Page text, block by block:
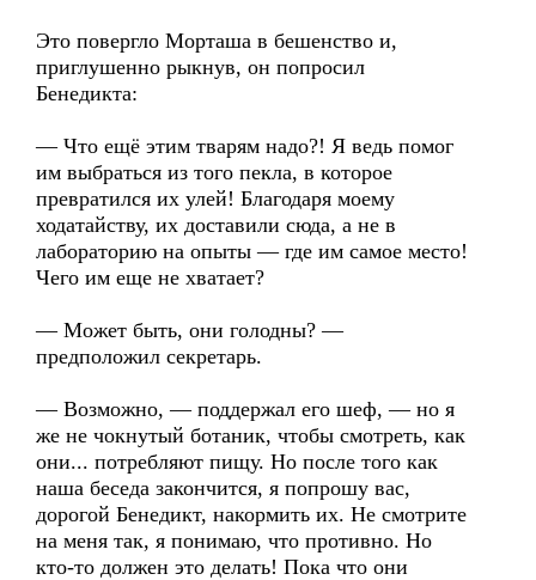
Это повергло Морташа в бешенство и,
приглушенно рыкнув, он попросил
Бенедикта:
— Что ещё этим тварям надо?! Я ведь помог
им выбраться из того пекла, в которое
превратился их улей! Благодаря моему
ходатайству, их доставили сюда, а не в
лабораторию на опыты — где им самое место!
Чего им еще не хватает?
— Может быть, они голодны? —
предположил секретарь.
— Возможно, — поддержал его шеф, — но я
же не чокнутый ботаник, чтобы смотреть, как
они... потребляют пищу. Но после того как
наша беседа закончится, я попрошу вас,
дорогой Бенедикт, накормить их. Не смотрите
на меня так, я понимаю, что противно. Но
кто-то должен это делать! Пока что они